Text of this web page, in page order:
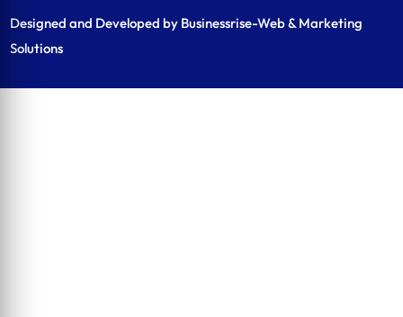
Designed and Developed by Businessrise-Web & Marketing
Solutions